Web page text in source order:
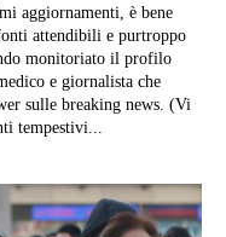
aggiornamenti, è bene
attendibili e purtroppo
monitoriato il profilo
e giornalista che
sulle breaking news. (Vi
tempestivi...